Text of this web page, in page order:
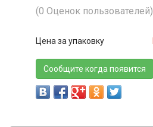
(0 Оценок пользователей)
Цена за упаковку
Сообщите когда появится